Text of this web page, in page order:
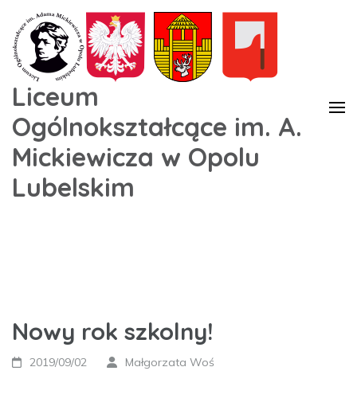
Liceum
Ogólnokształcące im. A.
Mickiewicza w Opolu
Lubelskim
Nowy rok szkolny!
2019/09/02 Małgorzata Woś